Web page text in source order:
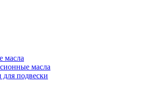
масла
масла
подвески